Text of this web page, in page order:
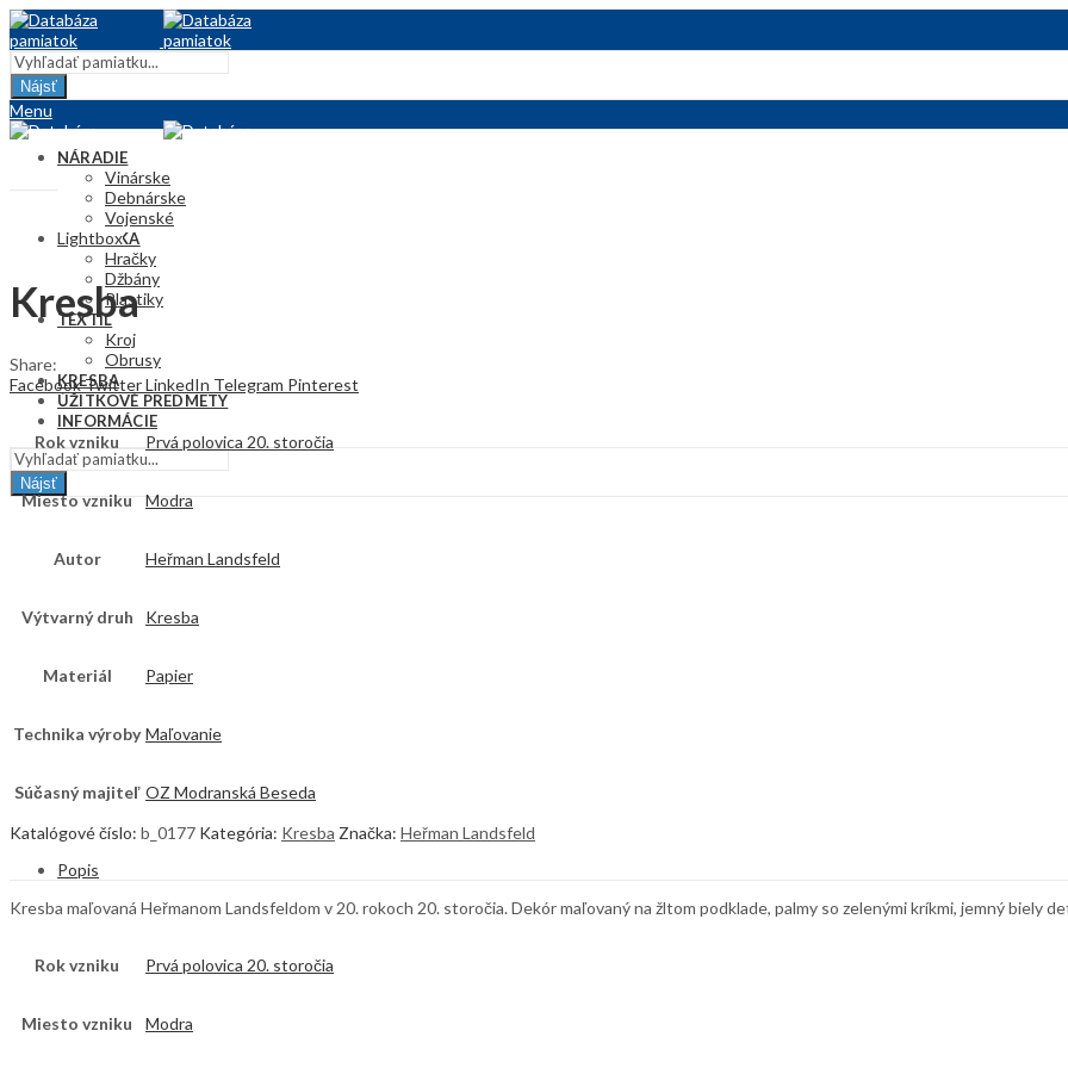
Nájsť
Menu
NÁRADIE
Vinárske
Debnárske
Vojenské
KERAMIKA
Hračky
Džbány
Plastiky
TEXTIL
Kroj
Obrusy
KRESBA
ÚŽITKOVÉ PREDMETY
INFORMÁCIE
Nájsť
Lightbox
Kresba
Share:
FacebookTwitterLinkedIn Telegram Pinterest
Rok vzniku Prvá polovica 20. storočia
Miesto vzniku Modra
Autor Heřman Landsfeld
Výtvarný druh Kresba
Materiál Papier
Technika výroby Maľovanie
Súčasný majiteľ OZ Modranská Beseda
Katalógové číslo: b_0177 Kategória: Kresba Značka: Heřman Landsfeld
Popis
Kresba maľovaná Heřmanom Landsfeldom v 20. rokoch 20. storočia. Dekór maľovaný na žltom podklade, palmy so zelenými kríkmi, jemný biely
Rok vzniku Prvá polovica 20. storočia
Miesto vzniku Modra